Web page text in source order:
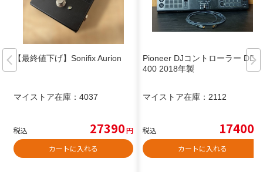
【最終値下げ】Sonifix Aurion
マイストア在庫： 4037
税込 27390円
カートに入れる
Pioneer DJコントローラー DDJ-
400 2018年製
マイストア在庫： 2112
税込 17400
カートに入れる